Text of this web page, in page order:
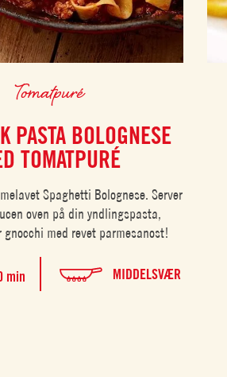
Tomatpuré
PASTA BOLOGNESE
TOMATPURÉ
Spaghetti Bolognese. Server
oven på din yndlingspasta,
med revet parmesanost!
min MIDDELSVÆR